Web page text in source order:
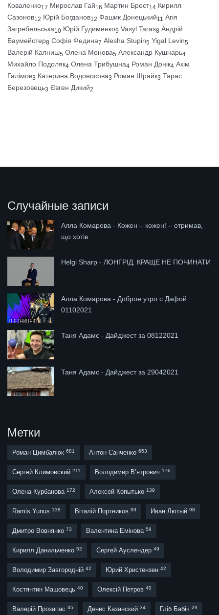
Коваленко17 Мирослав Гай16 Мартин Брест14 Кирилл
Сазонов12 Юрій Богданов12 Фашик Донецький11 Агія
Загребельська10 Юрій Гудименко9 Vasyl Taras8 Андрій
Баумейстер8 Софія Федина7 Alesha Stupin5 Yigal Levin5
Валерій Калниш5 Олена Монова5 Александр Кушнарь4
Михайло Подоляк4 Олена Трибушна4 Роман Донік4 Акім
Галімов3 Катерина Водоносова3 Роман Шрайк3 Тарас
Березовець3 Євген Дикий2
Случайные записи
Алла Комарова - Кожен – кожен! – отримав,
що хотів
Helgi Sharp - ЛОНГРІД. КРАЩЕ НЕ ПОЧИНАТИ
Алла Комарова - Доброе утро с Дафой
01102021
Таня Адамс - Дайджест за 08122021
Таня Адамс - Дайджест за 29042021
Метки
Роман Цимбалюк 681 Антон Санченко 653
Сергей Климовский 211 Володимир В’ятрович 176
Олена Курбанова 172 Алексей Копытько 139
Ramis Yunus 138 Віталій Портников 99 Иван Лютый 98
Дмитро Вовнянко 73 Валентина Емінова 59
Кирилл Данильченко 52 Сергей Ауслендер 49
Володимир Завгородній 42 Юрий Христензен 42
Костянтин Машовець 40 Олексій Петров 40
Валерій Прозапас 35 Денис Казанский 34 Гліб Бабіч 29